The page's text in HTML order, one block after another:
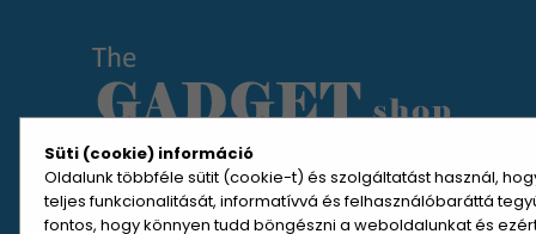
Süti (cookie) információ
Oldalunk többféle sütit (cookie-t) és szolgáltatást használ,
teljes funkcionalitását, informatívvá és felhasználóbaráttá
fontos, hogy könnyen tudd böngészni a weboldalunkat és
MENÜ MEGNYITÁSA